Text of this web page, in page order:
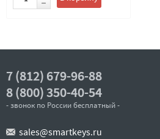
7 (812) 679-96-88
8 (800) 350-40-54
- звонок по России бесплатный -
sales@smartkeys.ru